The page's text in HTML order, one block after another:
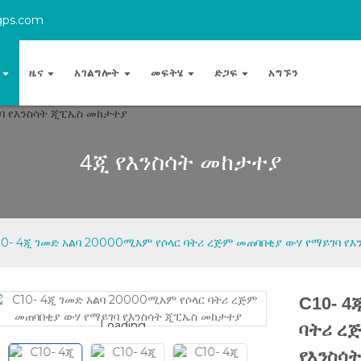
ዜና አገልግሎት መፍትሄ ድጋፍ አግኙን
4ጂ የእንስሳት መከታተያ
4ጂ ገመድ አልባ 20000ሚአም የሶላር ባትሪ ረጅም መጠባበቂያ ውሃ የማይገባ
Loading...
Loading...
C10-
ባትሪ